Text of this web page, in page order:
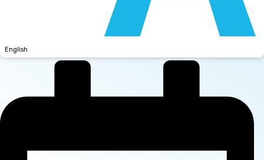
English